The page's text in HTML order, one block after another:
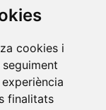
cookies i
finalitats
d'Alacant